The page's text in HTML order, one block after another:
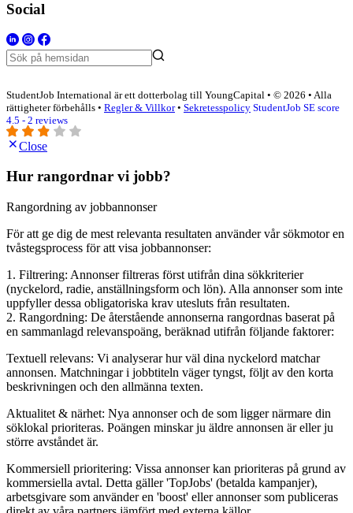
Social
StudentJob International är ett dotterbolag till YoungCapital • © 2026 • Alla
rättigheter förbehålls • Regler & Villkor• Sekretesspolicy StudentJob SE score
4.5 - 2 reviews
Close
Hur rangordnar vi jobb?
Rangordning av jobbannonser
För att ge dig de mest relevanta resultaten använder vår sökmotor en
tvåstegsprocess för att visa jobbannonser:
1. Filtrering: Annonser filtreras först utifrån dina sökkriterier
(nyckelord, radie, anställningsform och lön). Alla annonser som inte
uppfyller dessa obligatoriska krav utesluts från resultaten.
2. Rangordning: De återstående annonserna rangordnas baserat på
en sammanlagd relevanspoäng, beräknad utifrån följande faktorer:
Textuell relevans: Vi analyserar hur väl dina nyckelord matchar
annonsen. Matchningar i jobbtiteln väger tyngst, följt av den korta
beskrivningen och den allmänna texten.
Aktualitet & närhet: Nya annonser och de som ligger närmare din
söklokal prioriteras. Poängen minskar ju äldre annonsen är eller ju
större avståndet är.
Kommersiell prioritering: Vissa annonser kan prioriteras på grund av
kommersiella avtal. Detta gäller 'TopJobs' (betalda kampanjer),
arbetsgivare som använder en 'boost' eller annonser som publiceras